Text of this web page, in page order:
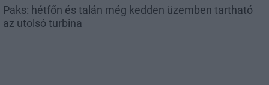
Paks: hétfőn és talán még kedden üzemben tartható
az utolsó turbina